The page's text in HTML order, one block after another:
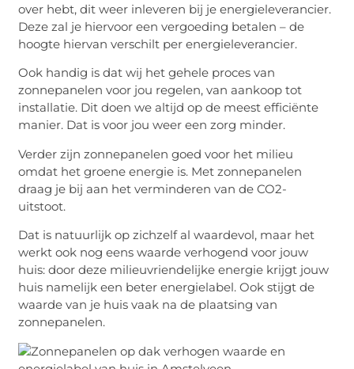
over hebt, dit weer inleveren bij je energieleverancier.
Deze zal je hiervoor een vergoeding betalen – de
hoogte hiervan verschilt per energieleverancier.
Ook handig is dat wij het gehele proces van
zonnepanelen voor jou regelen, van aankoop tot
installatie. Dit doen we altijd op de meest efficiënte
manier. Dat is voor jou weer een zorg minder.
Verder zijn zonnepanelen goed voor het milieu
omdat het groene energie is. Met zonnepanelen
draag je bij aan het verminderen van de CO2-
uitstoot.
Dat is natuurlijk op zichzelf al waardevol, maar het
werkt ook nog eens waarde verhogend voor jouw
huis: door deze milieuvriendelijke energie krijgt jouw
huis namelijk een beter energielabel. Ook stijgt de
waarde van je huis vaak na de plaatsing van
zonnepanelen.